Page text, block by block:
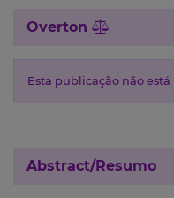
Overton
Esta publicação não
Abstract/Resumo